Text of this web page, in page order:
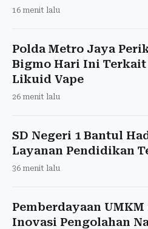
16 menit lalu
Polda Metro Jaya
Bigmo Hari Ini Terkait
Likuid Vape
26 menit lalu
SD Negeri 1 Bantul
Layanan Pendidikan
36 menit lalu
Pemberdayaan
Inovasi Pengolahan